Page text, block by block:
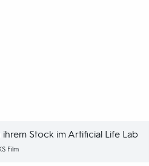
ihrem Stock im Artificial Life Lab
Film